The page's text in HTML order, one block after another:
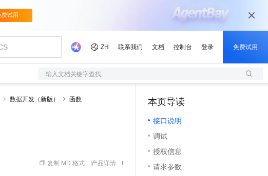
输入文档关键字查找
数据开发（新版）
函数
复制 MD 格式 产品详情
本页导读
接口说明
调试
授权信息
请求参数